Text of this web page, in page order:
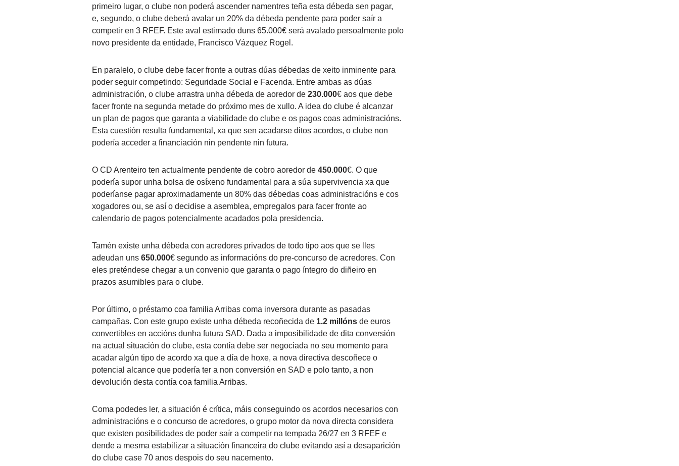
primeiro lugar, o clube non poderá ascender namentres teña esta débeda sen pagar,
e, segundo, o clube deberá avalar un 20% da débeda pendente para poder saír a
competir en 3 RFEF. Este aval estimado duns 65.000€ será avalado persoalmente polo
novo presidente da entidade, Francisco Vázquez Rogel.
En paralelo, o clube debe facer fronte a outras dúas débedas de xeito inminente para
poder seguir competindo: Seguridade Social e Facenda. Entre ambas as dúas
administración, o clube arrastra unha débeda de aoredor de 230.000€ aos que debe
facer fronte na segunda metade do próximo mes de xullo. A idea do clube é alcanzar
un plan de pagos que garanta a viabilidade do clube e os pagos coas administracións.
Esta cuestión resulta fundamental, xa que sen acadarse ditos acordos, o clube non
podería acceder a financiación nin pendente nin futura.
O CD Arenteiro ten actualmente pendente de cobro aoredor de 450.000€. O que
podería supor unha bolsa de osíxeno fundamental para a súa supervivencia xa que
poderíanse pagar aproximadamente un 80% das débedas coas administracións e cos
xogadores ou, se así o decidise a asemblea, empregalos para facer fronte ao
calendario de pagos potencialmente acadados pola presidencia.
Tamén existe unha débeda con acredores privados de todo tipo aos que se lles
adeudan uns 650.000€ segundo as informacións do pre-concurso de acredores. Con
eles preténdese chegar a un convenio que garanta o pago íntegro do diñeiro en
prazos asumibles para o clube.
Por último, o préstamo coa familia Arribas coma inversora durante as pasadas
campañas. Con este grupo existe unha débeda recoñecida de 1.2 millóns de euros
convertibles en accións dunha futura SAD. Dada a imposibilidade de dita conversión
na actual situación do clube, esta contía debe ser negociada no seu momento para
acadar algún tipo de acordo xa que a día de hoxe, a nova directiva descoñece o
potencial alcance que podería ter a non conversión en SAD e polo tanto, a non
devolución desta contía coa familia Arribas.
Coma podedes ler, a situación é crítica, máis conseguindo os acordos necesarios con
administracións e o concurso de acredores, o grupo motor da nova directa considera
que existen posibilidades de poder saír a competir na tempada 26/27 en 3 RFEF e
dende a mesma estabilizar a situación financeira do clube evitando así a desaparición
do clube case 70 anos despois do seu nacemento.